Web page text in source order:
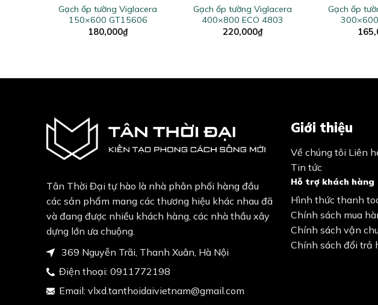
Gạch ốp tường Viglacera
150×600 GT15606
180,000₫
Gạch ốp tường Viglacera
400×800 ECO 4803
220,000₫
Gạch ốp
Tân Thời Đại tự hào là nhà phân phối hàng đầu
các sản phẩm mang các thương hiệu khác nhau đã
và đang được nhiều khách hàng, các nhà thầu xây
dựng lớn ưa chuộng.
369 Nguyễn Trãi, Thanh Xuân, Hà Nội
Điện thoại: 0911772198
Email: vlxd.tanthoidaivietnam@gmail.com
Giới thiệu
Về chúng tôi Liên
Tin tức
Hỗ trợ khách hàng
Hình thức thanh
Chính sách mua
Chính sách vận
Chính sách đổi trả